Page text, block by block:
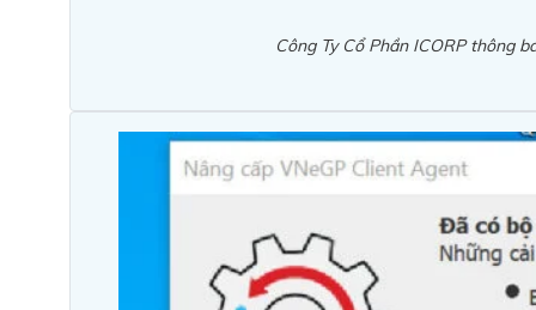
Công Ty Cổ Phần ICORP thông